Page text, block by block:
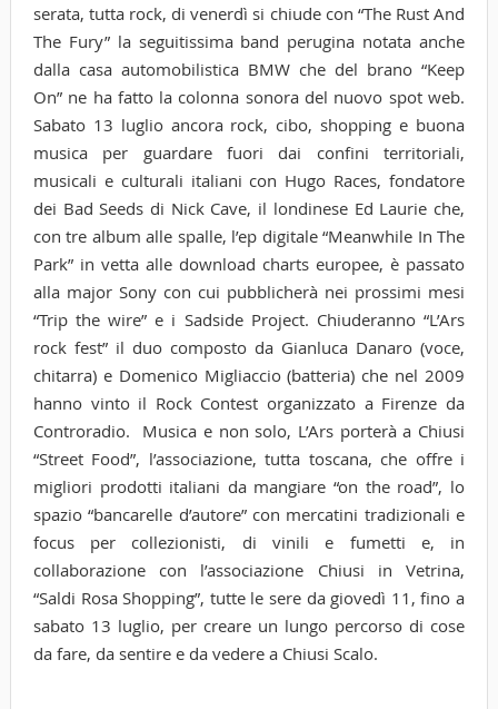
serata, tutta rock, di venerdì si chiude con “The Rust And
The Fury” la seguitissima band perugina notata anche
dalla casa automobilistica BMW che del brano “Keep
On” ne ha fatto la colonna sonora del nuovo spot web.
Sabato 13 luglio ancora rock, cibo, shopping e buona
musica per guardare fuori dai confini territoriali,
musicali e culturali italiani con Hugo Races, fondatore
dei Bad Seeds di Nick Cave, il londinese Ed Laurie che,
con tre album alle spalle, l’ep digitale “Meanwhile In The
Park” in vetta alle download charts europee, è passato
alla major Sony con cui pubblicherà nei prossimi mesi
“Trip the wire” e i Sadside Project. Chiuderanno “L’Ars
rock fest” il duo composto da Gianluca Danaro (voce,
chitarra) e Domenico Migliaccio (batteria) che nel 2009
hanno vinto il Rock Contest organizzato a Firenze da
Controradio. Musica e non solo, L’Ars porterà a Chiusi
“Street Food”, l’associazione, tutta toscana, che offre i
migliori prodotti italiani da mangiare “on the road”, lo
spazio “bancarelle d’autore” con mercatini tradizionali e
focus per collezionisti, di vinili e fumetti e, in
collaborazione con l’associazione Chiusi in Vetrina,
“Saldi Rosa Shopping”, tutte le sere da giovedì 11, fino a
sabato 13 luglio, per creare un lungo percorso di cose
da fare, da sentire e da vedere a Chiusi Scalo.